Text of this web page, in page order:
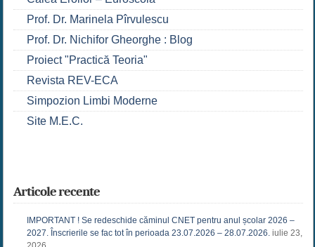
Prof. Dr. Marinela Pîrvulescu
Prof. Dr. Nichifor Gheorghe : Blog
Proiect "Practică Teoria"
Revista REV-ECA
Simpozion Limbi Moderne
Site M.E.C.
Articole recente
IMPORTANT ! Se redeschide căminul CNET pentru anul școlar 2026 –
2027. Înscrierile se fac tot în perioada 23.07.2026 – 28.07.2026. iulie 23,